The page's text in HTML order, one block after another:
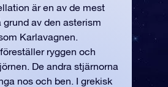
är en av de mest
grund av den asterism
Karlavagnen.
ryggen och
De andra stjärnorna
nos och ben. I grekisk